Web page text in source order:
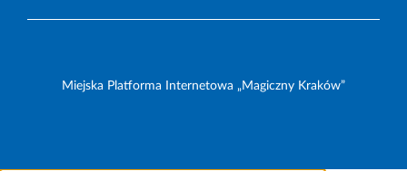
Miejska Platforma Internetowa „Magiczny Kraków”